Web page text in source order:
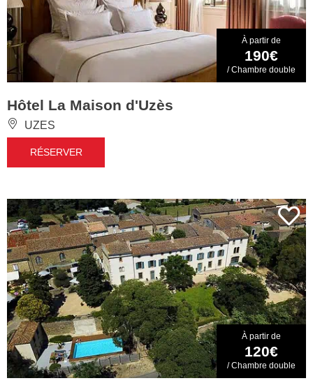
À partir de
190€
/ Chambre double
Hôtel La Maison d'Uzès
UZES
RÉSERVER
À partir de
120€
/ Chambre double